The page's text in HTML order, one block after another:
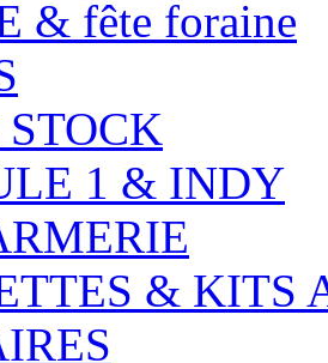
& fête foraine
1 & INDY
& KITS